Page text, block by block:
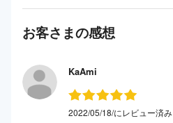
お客さまの感想
KaAmi
2022/05/18/にレビュー済み